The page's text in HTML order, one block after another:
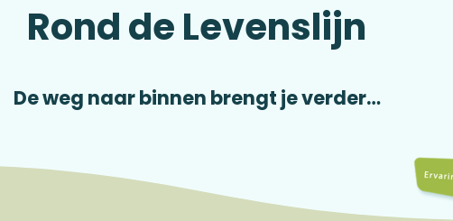
Rond de Levenslijn
De weg naar binnen brengt je verder…